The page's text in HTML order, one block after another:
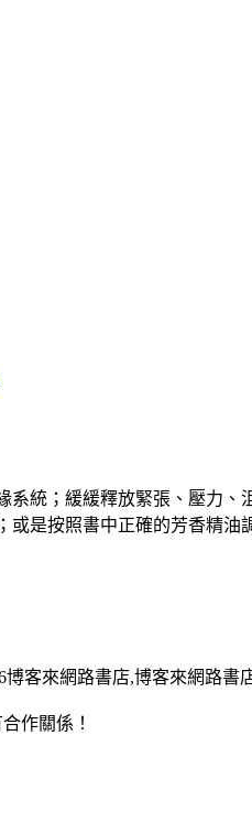
統；緩緩釋放緊張、壓
是按照書中正確的芳香精
客來網路書店,博客來網路
作關係！